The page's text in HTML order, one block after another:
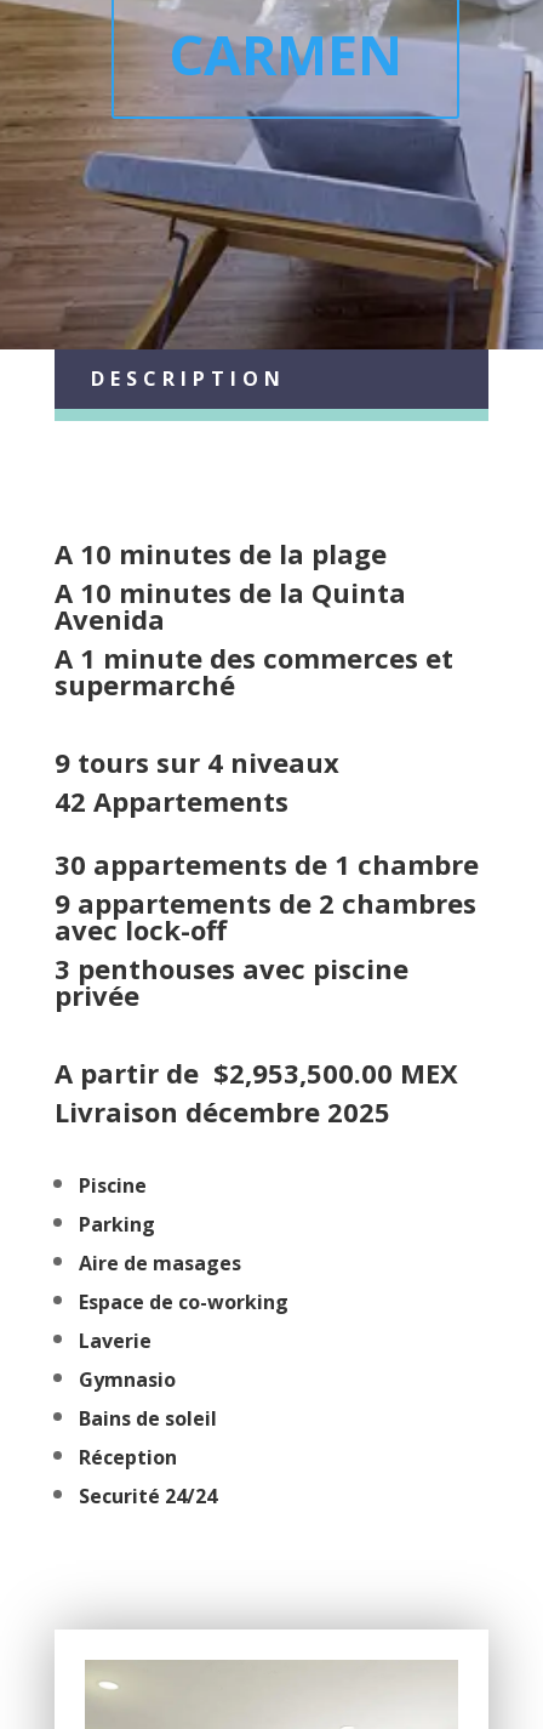
CARMEN
DESCRIPTION
A 10 minutes de la plage
A 10 minutes de la Quinta
Avenida
A 1 minute des commerces et
supermarché
9 tours sur 4 niveaux
42 Appartements
30 appartements de 1 chambre
9 appartements de 2 chambres
avec lock-off
3 penthouses avec piscine
privée
A partir de $2,953,500.00 MEX
Livraison décembre 2025
Piscine
Parking
Aire de masages
Espace de co-working
Laverie
Gymnasio
Bains de soleil
Réception
Securité 24/24